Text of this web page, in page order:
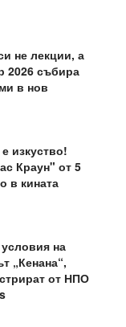
не лекции, а
2026 събира
в нов
изкуство!
Краун" от 5
в кината
на
„Кенана“,
от НПО